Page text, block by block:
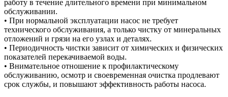
работу в течение длительного времени при минимальном
обслуживании.
• При нормальной эксплуатации насос не требует
технического обслуживания, а только чистку от минеральных
отложений и грязи на его узлах и деталях.
• Периодичность чистки зависит от химических и физических
показателей перекачиваемой воды.
• Внимательное отношение к профилактическому
обслуживанию, осмотр и своевременная очистка продлевают
срок службы, и повышают эффективность работы насоса.